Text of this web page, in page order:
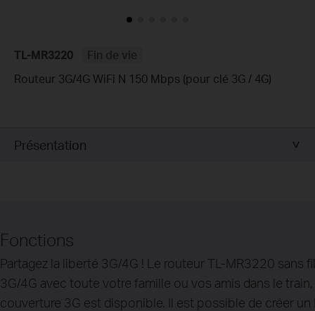
TL-MR3220
Fin de vie
Routeur 3G/4G WiFi N 150 Mbps (pour clé 3G / 4G)
Présentation
Fonctions
Partagez la liberté 3G/4G ! Le routeur TL-MR3220
3G/4G avec toute votre famille ou vos amis dans le
couverture 3G est disponible. Il est possible de créer